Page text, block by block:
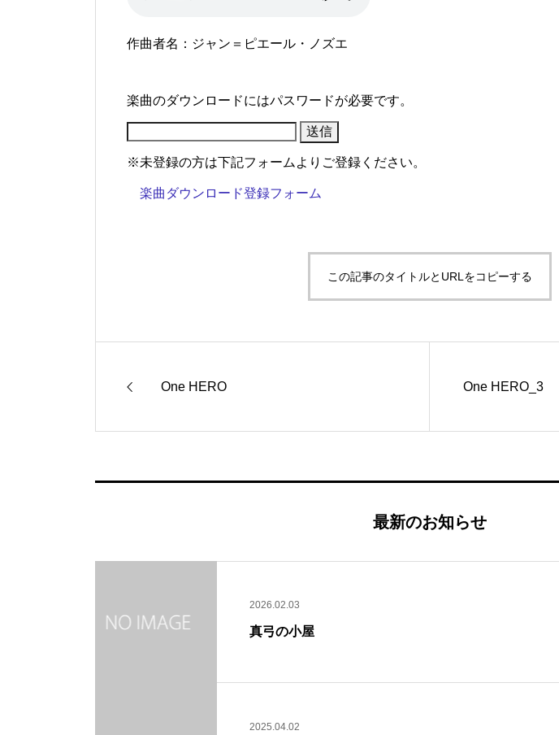
作曲者名：ジャン＝ピエール・ノズエ
楽曲のダウンロードにはパスワードが必要です。
※未登録の方は下記フォームよりご登録ください。
楽曲ダウンロード登録フォーム
この記事のタイトルとURLをコピーする
One HERO One HERO_3
最新のお知らせ
2026.02.03
真弓の小屋
2025.04.02